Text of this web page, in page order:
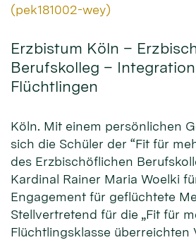
Von:
(pek181002-wey)
Erzbistum Köln –
Berufskolleg –
Flüchtlingen
Köln. Mit einem persönlichen
sich die Schüler der “Fit für
des Erzbischöflichen
Kardinal Rainer Maria Woelki
Engagement für geflüchtete
Stellvertretend für die „Fit für
Flüchtlingsklasse überreichten